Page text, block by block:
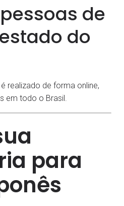
de
do
realizado de forma online,
em todo o Brasil.
para